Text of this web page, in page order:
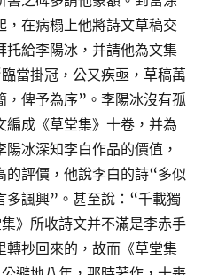
，在病榻上他將詩文草稿交
托給李陽冰，并請他為文集
當掛冠，公又疾亟，草稿萬
，俾予為序”。李陽冰沒有孤
編成《草堂集》十卷，并為
冰深知李白作品的價值，
的評價，他說李白的詩“多似
多諷興”。甚至說：“千載獨
》所收詩文并不滿是李赤手
轉抄回來的，故而《草堂集